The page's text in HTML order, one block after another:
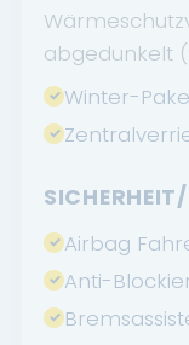
abgedunkelt
Winter-
Airbag
Anti-